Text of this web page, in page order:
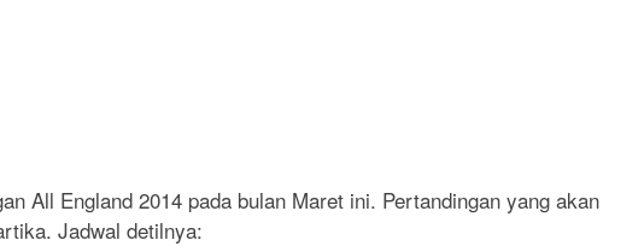
All England 2014 pada bulan Maret ini. Pertandingan yang akan
Jadwal detilnya: